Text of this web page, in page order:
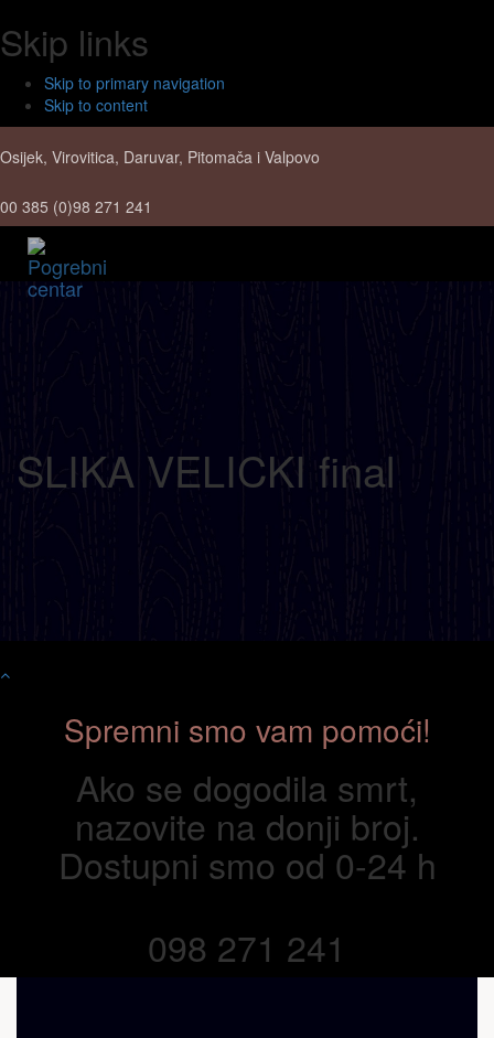
Skip links
Skip to primary navigation
Skip to content
Osijek, Virovitica, Daruvar, Pitomača i Valpovo
00 385 (0)98 271 241
SLIKA VELICKI final
Spremni smo vam pomoći!
Ako se dogodila smrt,
nazovite na donji broj.
Dostupni smo od 0-24 h
098 271 241